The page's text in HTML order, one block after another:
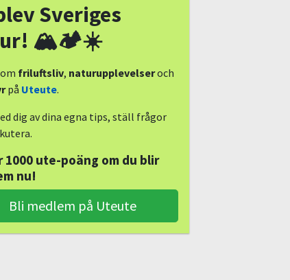
Sveriges
🏔🏕☀️
friluftsliv, naturupplevelseroch
på Uteute.
dig av dina egna tips, ställ frågor
1000 ute-poäng om du blir
nu!
Bli medlem på Uteute